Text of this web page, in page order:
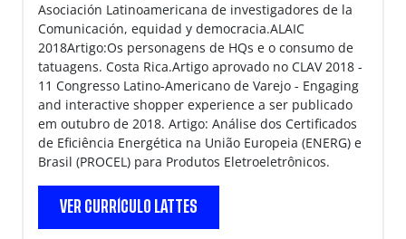
Asociación Latinoamericana de investigadores de la
Comunicación, equidad y democracia.ALAIC
2018Artigo:Os personagens de HQs e o consumo de
tatuagens. Costa Rica.Artigo aprovado no CLAV 2018 -
11 Congresso Latino-Americano de Varejo - Engaging
and interactive shopper experience a ser publicado
em outubro de 2018. Artigo: Análise dos Certificados
de Eficiência Energética na União Europeia (ENERG) e
Brasil (PROCEL) para Produtos Eletroeletrônicos.
VER CURRÍCULO LATTES